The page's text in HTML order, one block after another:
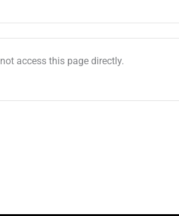
access this page directly.